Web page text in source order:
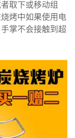
取下或移动组
烤中如果使用电
掌不会接触到超